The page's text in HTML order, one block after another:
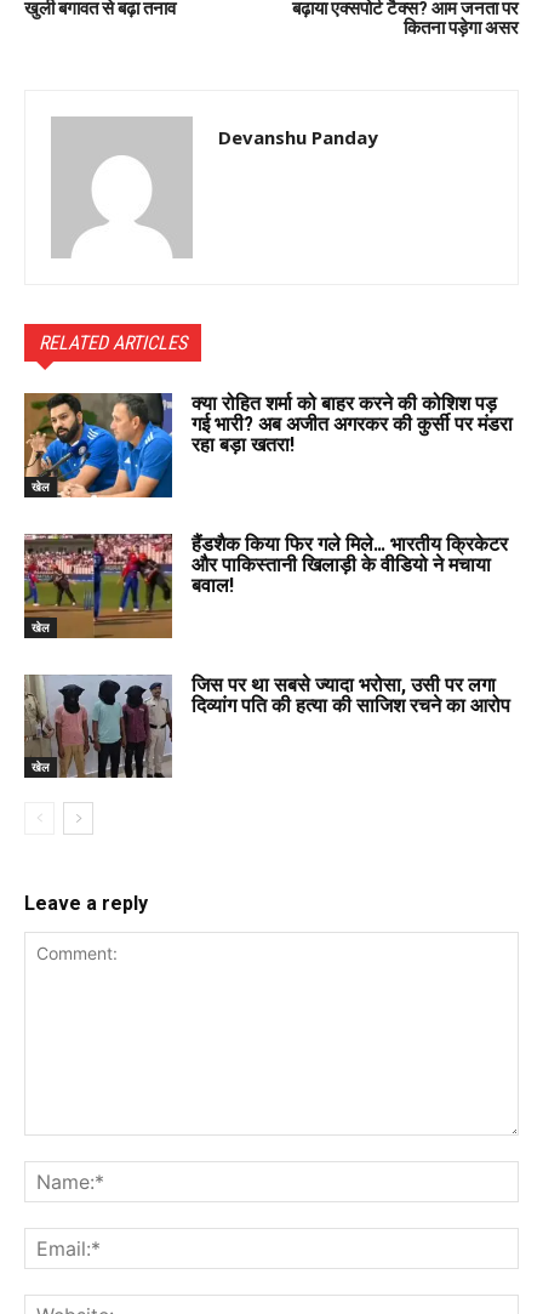
खुली बगावत से बढ़ा तनाव
बढ़ाया एक्सपोर्ट टैक्स? आम जनता पर
कितना पड़ेगा असर
Devanshu Panday
RELATED ARTICLES
खेल
क्या रोहित शर्मा को बाहर करने की कोशिश पड़
गई भारी? अब अजीत अगरकर की कुर्सी पर मंडरा
रहा बड़ा खतरा!
खेल
हैंडशैक किया फिर गले मिले… भारतीय क्रिकेटर
और पाकिस्तानी खिलाड़ी के वीडियो ने मचाया
बवाल!
खेल
जिस पर था सबसे ज्यादा भरोसा, उसी पर लगा
दिव्यांग पति की हत्या की साजिश रचने का आरोप
Leave a reply